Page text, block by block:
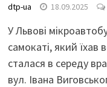
dtp-ua 18.09.2025
У Львові
самокаті, який
сталася в середу
вул. Івана